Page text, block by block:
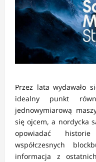
Przez lata wydawało
idealny punkt
jednowymiarową
się ojcem, a nordycka
opowiadać
współczesnych
informacja z